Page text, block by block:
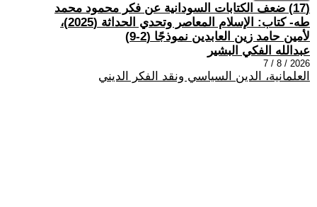
(17) ضعف الكتابات السودانية عن فكر محمود محمد
طه- كتاب: الإسلام المعاصر وتحدي الحداثة (2025)،
لأمين حامد زين العابدين نموذجًا (2-9)
عبدالله الفكي البشير
2026 / 8 / 7
العلمانية، الدين السياسي ونقد الفكر الديني